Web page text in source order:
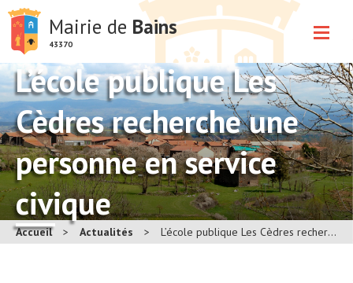
Mairie de Bains
43370
L’école publique Les
Cèdres recherche une
personne en service
civique
Accueil > Actualités > L’école publique Les Cèdres recherche une personne en service civique